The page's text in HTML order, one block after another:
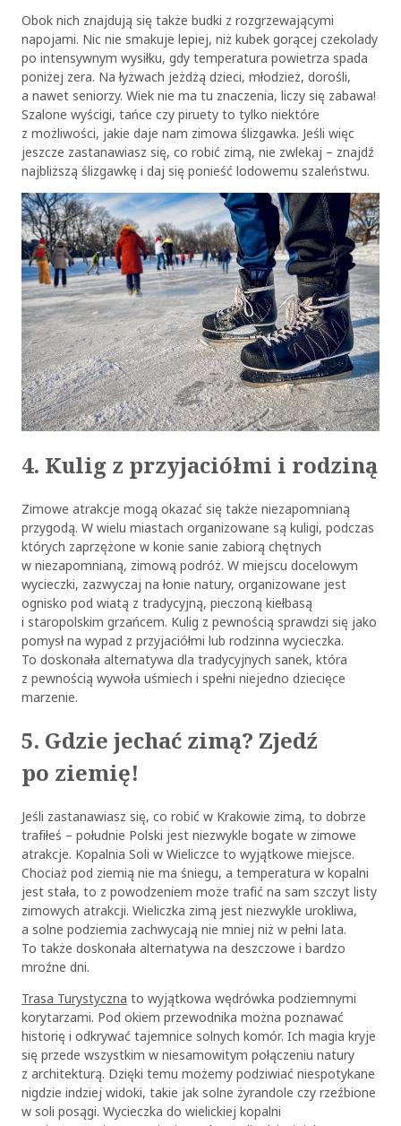
Obok nich znajdują się także budki z rozgrzewającymi
napojami. Nic nie smakuje lepiej, niż kubek gorącej czekolady
po intensywnym wysiłku, gdy temperatura powietrza spada
poniżej zera. Na łyżwach jeżdżą dzieci, młodzież, dorośli,
a nawet seniorzy. Wiek nie ma tu znaczenia, liczy się zabawa!
Szalone wyścigi, tańce czy piruety to tylko niektóre
z możliwości, jakie daje nam zimowa ślizgawka. Jeśli więc
jeszcze zastanawiasz się, co robić zimą, nie zwlekaj – znajdź
najbliższą ślizgawkę i daj się ponieść lodowemu szaleństwu.
4. Kulig z przyjaciółmi i rodziną
Zimowe atrakcje mogą okazać się także niezapomnianą
przygodą. W wielu miastach organizowane są kuligi, podczas
których zaprzężone w konie sanie zabiorą chętnych
w niezapomnianą, zimową podróż. W miejscu docelowym
wycieczki, zazwyczaj na łonie natury, organizowane jest
ognisko pod wiatą z tradycyjną, pieczoną kiełbasą
i staropolskim grzańcem. Kulig z pewnością sprawdzi się jako
pomysł na wypad z przyjaciółmi lub rodzinna wycieczka.
To doskonała alternatywa dla tradycyjnych sanek, która
z pewnością wywoła uśmiech i spełni niejedno dziecięce
marzenie.
5. Gdzie jechać zimą? Zjedź
po ziemię!
Jeśli zastanawiasz się, co robić w Krakowie zimą, to dobrze
trafiłeś – południe Polski jest niezwykle bogate w zimowe
atrakcje. Kopalnia Soli w Wieliczce to wyjątkowe miejsce.
Chociaż pod ziemią nie ma śniegu, a temperatura w kopalni
jest stała, to z powodzeniem może trafić na sam szczyt listy
zimowych atrakcji. Wieliczka zimą jest niezwykle urokliwa,
a solne podziemia zachwycają nie mniej niż w pełni lata.
To także doskonała alternatywa na deszczowe i bardzo
mroźne dni.
Trasa Turystyczna to wyjątkowa wędrówka podziemnymi
korytarzami. Pod okiem przewodnika można poznawać
historię i odkrywać tajemnice solnych komór. Ich magia kryje
się przede wszystkim w niesamowitym połączeniu natury
z architekturą. Dzięki temu możemy podziwiać niespotykane
nigdzie indziej widoki, takie jak solne żyrandole czy rzeźbione
w soli posągi. Wycieczka do wielickiej kopalni